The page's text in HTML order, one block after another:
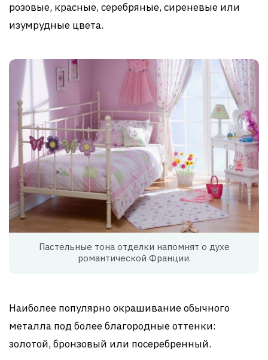
розовые, красные, серебряные, сиреневые или
изумрудные цвета.
Пастельные тона отделки напомнят о духе
романтической Франции.
Наиболее популярно окрашивание обычного
металла под более благородные оттенки:
золотой, бронзовый или посеребренный.